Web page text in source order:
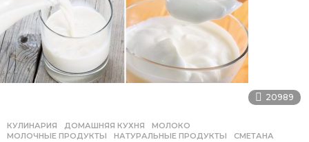
20989
КУЛИНАРИЯ ДОМАШНЯЯ КУХНЯ ,МОЛОКО
МОЛОЧНЫЕ ПРОДУКТЫ
,НАТУРАЛЬНЫЕ ПРОДУКТЫ ,СМЕТАНА